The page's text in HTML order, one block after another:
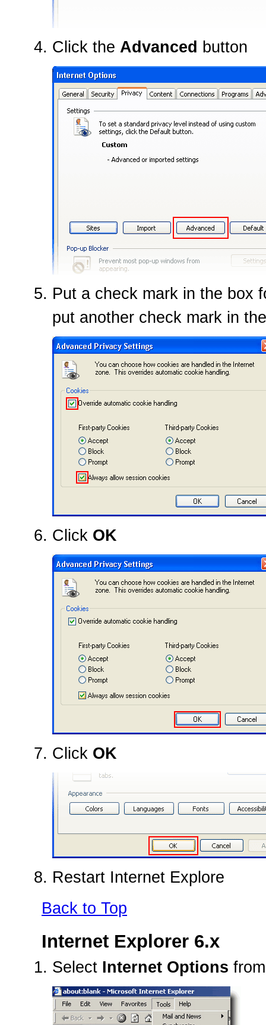
Click the Advanced button
Put a check mark in the box
put another check mark in
Click OK
Click OK
Restart Internet Explore
Back to Top
Internet Explorer 6.x
Select Internet Options